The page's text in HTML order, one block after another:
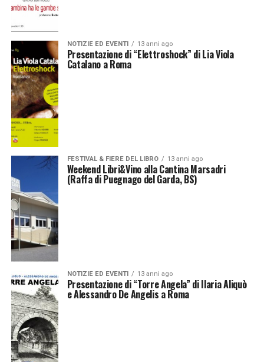
NOTIZIE ED EVENTI 13 anni ago
Presentazione di “Elettroshock” di Lia Viola
Catalano a Roma
FESTIVAL & FIERE DEL LIBRO 13 anni ago
Weekend Libri&Vino alla Cantina Marsadri
(Raffa di Puegnago del Garda, BS)
NOTIZIE ED EVENTI 13 anni ago
Presentazione di “Torre Angela” di Ilaria Aliquò
e Alessandro De Angelis a Roma